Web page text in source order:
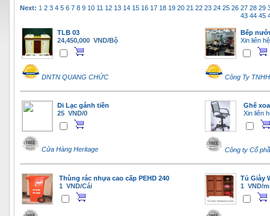
Next: 1 2 3 4 5 6 7 8 9 10 11 12 13 14 15 16 17 18 19 20 21 22 23 24 25 26 27 28 29
43 44 45
TLB 03
24,450,000 VND/Bộ
DNTN QUANG CHỨC
Bếp
Xin liên
Công Ty
Di Lạc gánh tiền
25 VND/0
Cửa Hàng Heritage
Ghế
Xin liên
Công ty Cổ
Thùng rác nhựa cao cấp PEHD 240
1 VND/Cái
Tủ Giày
1 VND/